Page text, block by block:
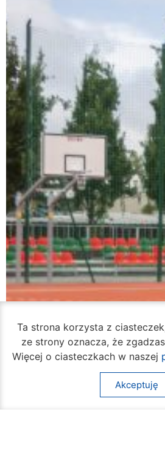
Ta strona korzysta z
ze strony oznacza, że
Więcej o ciasteczkach w naszej
Akceptuję